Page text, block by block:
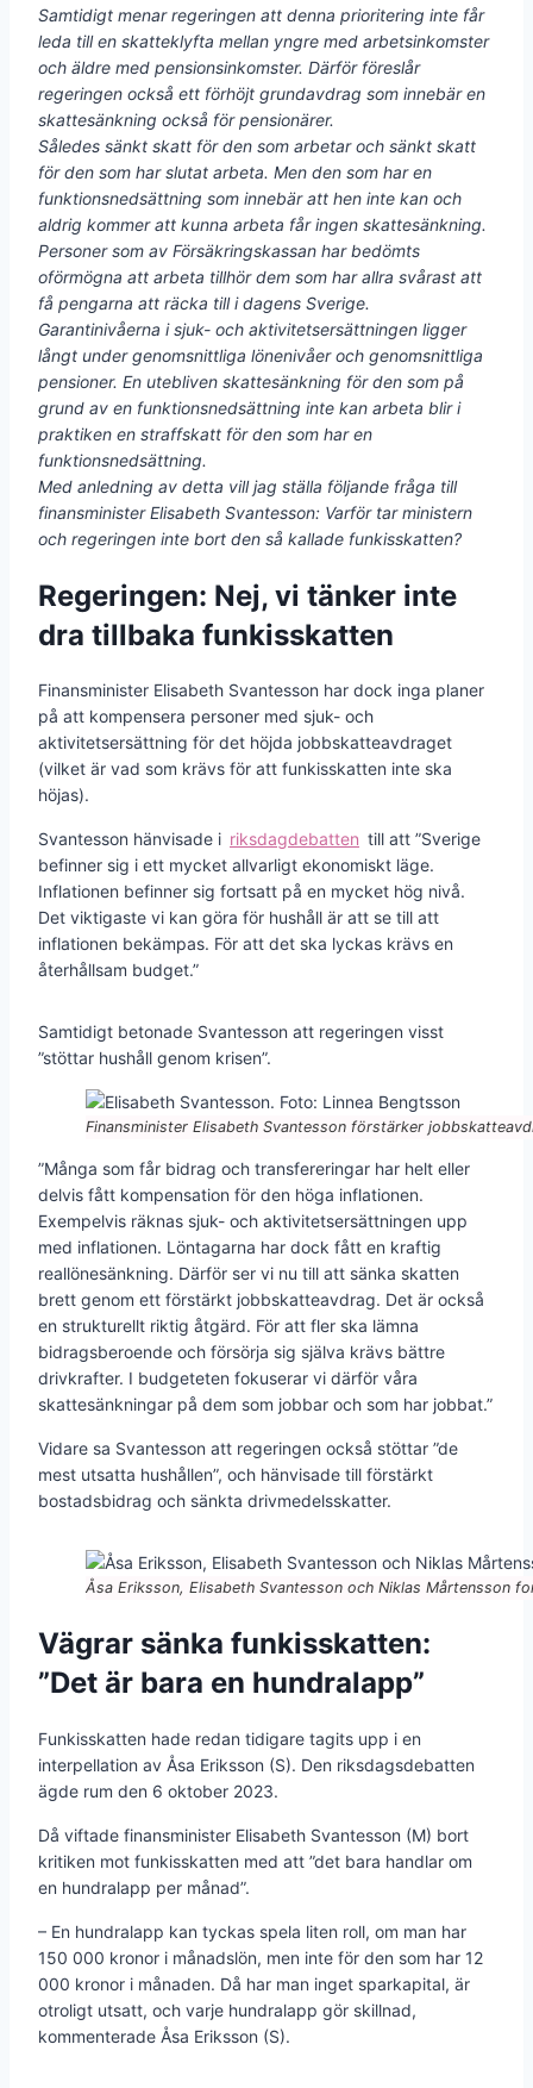
Samtidigt menar regeringen att denna prioritering inte får
leda till en skatteklyfta mellan yngre med arbetsinkomster
och äldre med pensionsinkomster. Därför föreslår
regeringen också ett förhöjt grundavdrag som innebär en
skattesänkning också för pensionärer.
Således sänkt skatt för den som arbetar och sänkt skatt
för den som har slutat arbeta. Men den som har en
funktionsnedsättning som innebär att hen inte kan och
aldrig kommer att kunna arbeta får ingen skattesänkning.
Personer som av Försäkringskassan har bedömts
oförmögna att arbeta tillhör dem som har allra svårast att
få pengarna att räcka till i dagens Sverige.
Garantinivåerna i sjuk- och aktivitetsersättningen ligger
långt under genomsnittliga lönenivåer och genomsnittliga
pensioner. En utebliven skattesänkning för den som på
grund av en funktionsnedsättning inte kan arbeta blir i
praktiken en straffskatt för den som har en
funktionsnedsättning.
Med anledning av detta vill jag ställa följande fråga till
finansminister Elisabeth Svantesson: Varför tar ministern
och regeringen inte bort den så kallade funkisskatten?
Regeringen: Nej, vi tänker inte
dra tillbaka funkisskatten
Finansminister Elisabeth Svantesson har dock inga planer
på att kompensera personer med sjuk- och
aktivitetsersättning för det höjda jobbskatteavdraget
(vilket är vad som krävs för att funkisskatten inte ska
höjas).
Svantesson hänvisade i riksdagdebatten till att ”Sverige
befinner sig i ett mycket allvarligt ekonomiskt läge.
Inflationen befinner sig fortsatt på en mycket hög nivå.
Det viktigaste vi kan göra för hushåll är att se till att
inflationen bekämpas. För att det ska lyckas krävs en
återhållsam budget.”
Samtidigt betonade Svantesson att regeringen visst
”stöttar hushåll genom krisen”.
Finansminister Elisabeth Svantesson förstärker
”Många som får bidrag och transfereringar har helt eller
delvis fått kompensation för den höga inflationen.
Exempelvis räknas sjuk- och aktivitetsersättningen upp
med inflationen. Löntagarna har dock fått en kraftig
reallönesänkning. Därför ser vi nu till att sänka skatten
brett genom ett förstärkt jobbskatteavdrag. Det är också
en strukturellt riktig åtgärd. För att fler ska lämna
bidragsberoende och försörja sig själva krävs bättre
drivkrafter. I budgeteten fokuserar vi därför våra
skattesänkningar på dem som jobbar och som har jobbat.”
Vidare sa Svantesson att regeringen också stöttar ”de
mest utsatta hushållen”, och hänvisade till förstärkt
bostadsbidrag och sänkta drivmedelsskatter.
Åsa Eriksson, Elisabeth Svantesson och Niklas Mårtensson
Vägrar sänka funkisskatten:
”Det är bara en hundralapp”
Funkisskatten hade redan tidigare tagits upp i en
interpellation av Åsa Eriksson (S). Den riksdagsdebatten
ägde rum den 6 oktober 2023.
Då viftade finansminister Elisabeth Svantesson (M) bort
kritiken mot funkisskatten med att ”det bara handlar om
en hundralapp per månad”.
– En hundralapp kan tyckas spela liten roll, om man har
150 000 kronor i månadslön, men inte för den som har 12
000 kronor i månaden. Då har man inget sparkapital, är
otroligt utsatt, och varje hundralapp gör skillnad,
kommenterade Åsa Eriksson (S).